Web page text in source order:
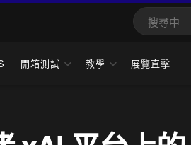
開箱測試 教學 展覽直擊